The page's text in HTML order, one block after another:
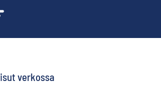
verkossa